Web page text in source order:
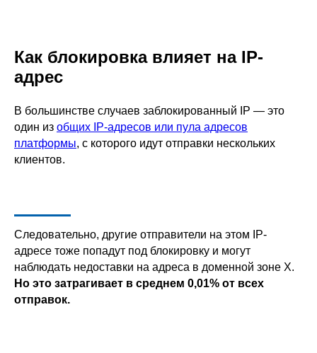
Как блокировка влияет на IP-
адрес
В большинстве случаев заблокированный IP — это
один из общих IP-адресов или пула адресов
платформы, с которого идут отправки нескольких
клиентов.
Следовательно, другие отправители на этом IP-
адресе тоже попадут под блокировку и могут
наблюдать недоставки на адреса в доменной зоне Х.
Но это затрагивает в среднем 0,01% от всех
отправок.